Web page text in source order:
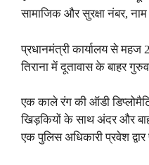
सामाजिक और सुरक्षा नंबर,
प्रधानमंत्री कार्यालय से महज
तिराना में दूतावास के बाहर
एक काले रंग की ऑडी
खिड़कियों के साथ अंदर और
एक पुलिस अधिकारी प्रवेश द्वार